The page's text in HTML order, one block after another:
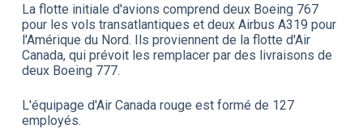
La flotte initiale d'avions comprend deux Boeing 767
pour les vols transatlantiques et deux Airbus A319 pour
l'Amérique du Nord. Ils proviennent de la flotte d'Air
Canada, qui prévoit les remplacer par des livraisons de
deux Boeing 777.
L'équipage d'Air Canada rouge est formé de 127
employés.